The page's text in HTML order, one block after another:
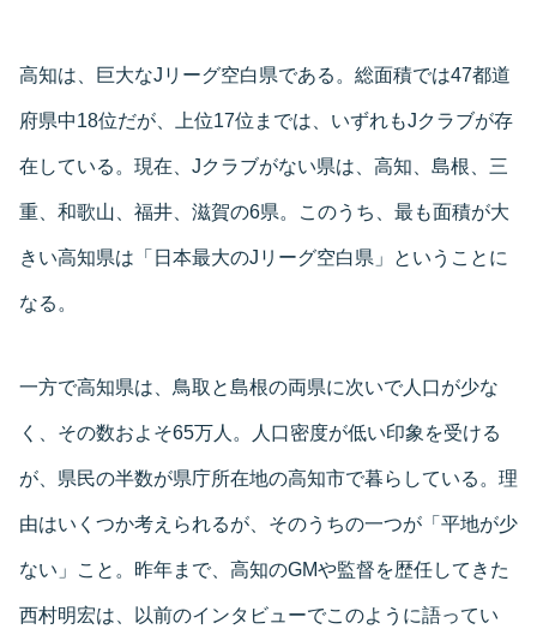
高知は、巨大なJリーグ空白県である。総面積では47都道
府県中18位だが、上位17位までは、いずれもJクラブが存
在している。現在、Jクラブがない県は、高知、島根、三
重、和歌山、福井、滋賀の6県。このうち、最も面積が大
きい高知県は「日本最大のJリーグ空白県」ということに
なる。
一方で高知県は、鳥取と島根の両県に次いで人口が少な
く、その数およそ65万人。人口密度が低い印象を受ける
が、県民の半数が県庁所在地の高知市で暮らしている。理
由はいくつか考えられるが、そのうちの一つが「平地が少
ない」こと。昨年まで、高知のGMや監督を歴任してきた
西村明宏は、以前のインタビューでこのように語ってい